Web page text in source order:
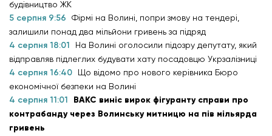
будівництво ЖК
5 серпня 9:56
Фірмі на Волині, попри змову на тендері,
залишили понад два мільйони гривень за підряд
4 серпня 18:01
На Волині оголосили підозру депутату, який
відправляв підлеглих будувати хату посадовцю Укрзалізниці
4 серпня 16:40
Що відомо про нового керівника Бюро
економічної безпеки на Волині
4 серпня 11:01
ВАКС виніс вирок фігуранту справи про
контрабанду через Волинську митницю на пів мільярда
гривень